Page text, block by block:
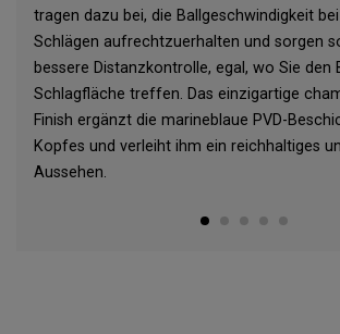
tragen dazu bei, die Ballgeschwindigkeit
Schlägen aufrechtzuerhalten und sorgen
bessere Distanzkontrolle, egal, wo Sie den
Schlagfläche treffen. Das einzigartige
Finish ergänzt die marineblaue PVD-
Kopfes und verleiht ihm ein reichhaltiges
Aussehen.